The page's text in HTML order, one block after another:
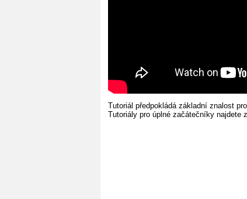
Tutoriál předpokládá základní znalost
Tutoriály pro úplné začátečníky najdete